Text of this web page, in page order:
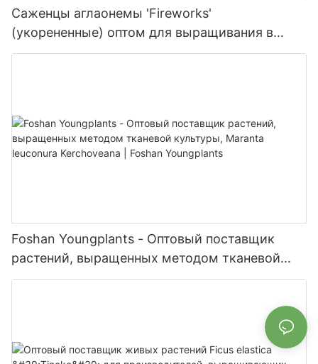
Саженцы аглаонемы 'Fireworks'
(укорененные) оптом для выращивания в
помещении и на открытом воздухе | Foshan
Foshan Youngplants - Оптовый поставщик
растений, выращенных методом тканевой
культуры, Maranta leuconura Kerchoveana |